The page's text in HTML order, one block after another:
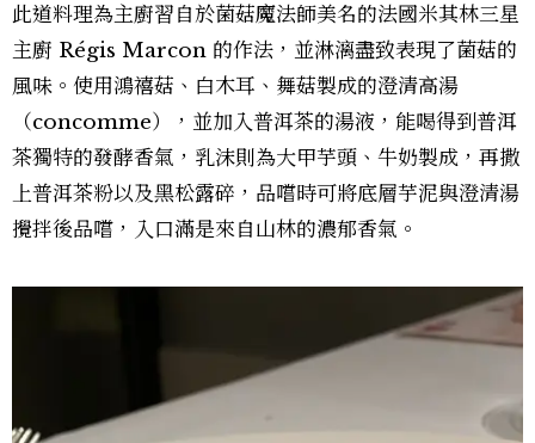
此道料理為主廚習自於菌菇魔法師美名的法國米其林三星
主廚 Régis Marcon 的作法，並淋漓盡致表現了菌菇的
風味。使用鴻禧菇、白木耳、舞菇製成的澄清高湯
（concomme），並加入普洱茶的湯液，能喝得到普洱
茶獨特的發酵香氣，乳沫則為大甲芋頭、牛奶製成，再撒
上普洱茶粉以及黑松露碎，品嚐時可將底層芋泥與澄清湯
攪拌後品嚐，入口滿是來自山林的濃郁香氣。